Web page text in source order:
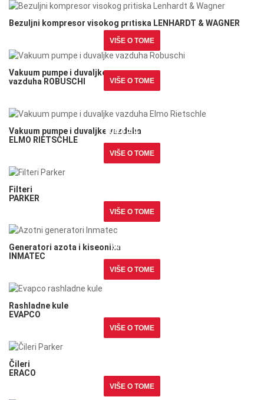
Bezuljni kompresor visokog pritiska LENHARDT & WAGNER
Bezuljni kompresor visokog pritiska LENHARDT &
WAGNER
VIŠE O TOME
Vakuum pumpe i duvaljke
vazduha ROBUSCHI
Vakuum pumpe i duvaljke vazduha ROBUSCHI
VIŠE O TOME
Vakuum pumpe i duvaljke vazduha
ELMO RIETSCHLE
Vakuum pumpe i duvaljke vazduha ELMO
RIETSCHLE
VIŠE O TOME
Filteri
PARKER
VIŠE O TOME
Generatori azota i kiseonika
INMATEC
Generatori azota i kiseonika
INMATEC
VIŠE O TOME
Rashladne kule
EVAPCO
Rashladne kule
VIŠE O TOME
Čileri
ERACO
VIŠE O TOME